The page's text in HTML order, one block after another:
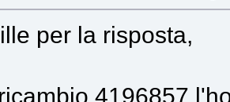
per la risposta,
4196857